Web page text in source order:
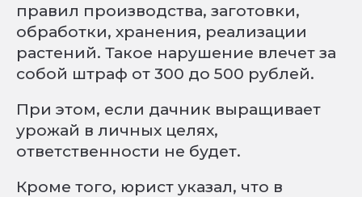
правил производства, заготовки,
обработки, хранения, реализации
растений. Такое нарушение влечет за
собой штраф от 300 до 500 рублей.
При этом, если дачник выращивает
урожай в личных целях,
ответственности не будет.
Кроме того, юрист указал, что в